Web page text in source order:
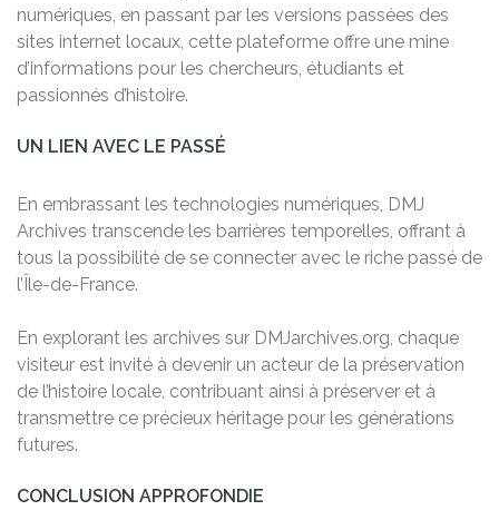
numériques, en passant par les versions passées des
sites internet locaux, cette plateforme offre une mine
d’informations pour les chercheurs, étudiants et
passionnés d’histoire.
UN LIEN AVEC LE PASSÉ
En embrassant les technologies numériques, DMJ
Archives transcende les barrières temporelles, offrant à
tous la possibilité de se connecter avec le riche passé de
l’Île-de-France.
En explorant les archives sur DMJarchives.org, chaque
visiteur est invité à devenir un acteur de la préservation
de l’histoire locale, contribuant ainsi à préserver et à
transmettre ce précieux héritage pour les générations
futures.
CONCLUSION APPROFONDIE